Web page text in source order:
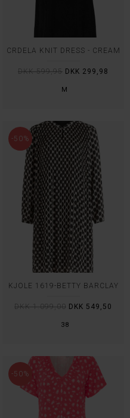
M
CRDELA KNIT DRESS - CREAM
DKK 599,95 DKK 299,98
-50%
38
KJOLE 1619-BETTY BARCLAY
DKK 1.099,00 DKK 549,50
-50%